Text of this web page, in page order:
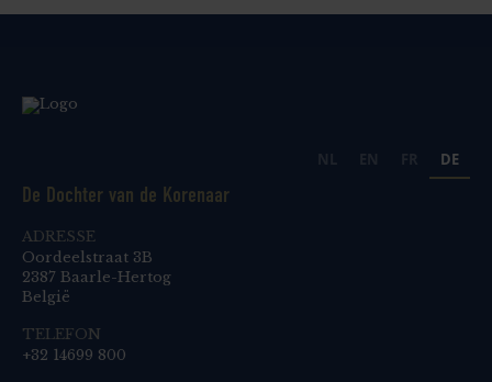
DE
De Dochter van de Korenaar
ADRESSE
Oordeelstraat 3B
2387 Baarle-Hertog
België
TELEFON
+32 14699 800